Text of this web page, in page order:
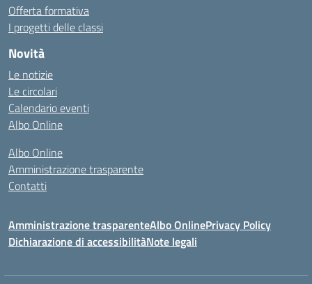
Offerta formativa
I progetti delle classi
Novità
Le notizie
Le circolari
Calendario eventi
Albo Online
Albo Online
Amministrazione trasparente
Contatti
Amministrazione trasparenteAlbo OnlinePrivacy Policy
Dichiarazione di accessibilitàNote legali